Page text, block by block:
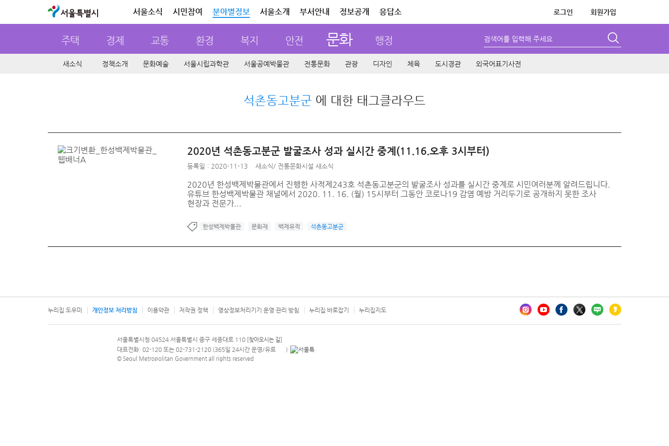
서울특별시 서울소식 시민참여 분야별정보 서울소개 부서안내 정보공개 응답소 로그인 회원가입
주택 경제 교통 환경 복지 안전 문화 행정 검색어를 입력해 주세요
새소식 정책소개 문화예술 서울시립과학관 서울공예박물관 전통문화 관광 디자인 체육 도시경관 외국어표기사전
석촌동고분군 에 대한 태그클라우드
2020년 석촌동고분군 발굴조사 성과 실시간 중계(11.16.오후 3시부터)
등록일 : 2020-11-13 새소식/ 전통문화시설 새소식
2020년 한성백제박물관에서 진행한 사적제243호 석촌동고분군의 발굴조사 성과를 실시간 중계로 시민여러분께 알려드립니다.
유튜브 한성백제박물관 채널에서 2020. 11. 16. (월) 15시부터 그동안 코로나19 감염 예방 거리두기로 공개하지 못한 조사
현장과 전문가...
한성백제박물관 문화재 백제유적 석촌동고분군
누리집 도우미 개인정보 처리방침 이용약관 저작권 정책 영상정보처리기기 운영·관리 방침 누리집 바로잡기 누리집지도
문의 전화번호 120, 120 다산콜재단
서울특별시청 04524 서울특별시 중구 세종대로 110 [찾아오시는 길]
대표전화: 02-120 또는 02-731-2120 (365일 24시간 운영/유료 안내팝업 열기
)
© Seoul Metropolitan Government all rights reserved